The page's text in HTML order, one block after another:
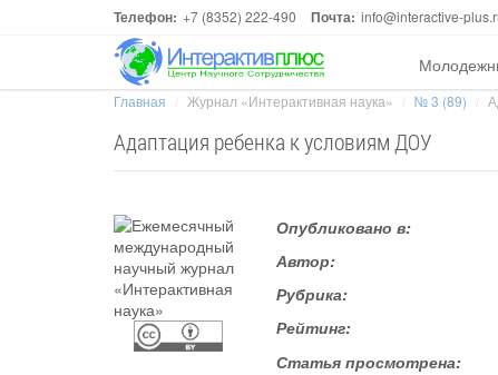
Телефон: +7 (8352) 222-490 Почта: info@interactive-
Главная Журнал «Интерактивная наука» № 3 (89)
Адаптация ребенка к условиям ДОУ
Опубликовано в:
Автор:
Рубрика:
Рейтинг:
Статья просмотрена: